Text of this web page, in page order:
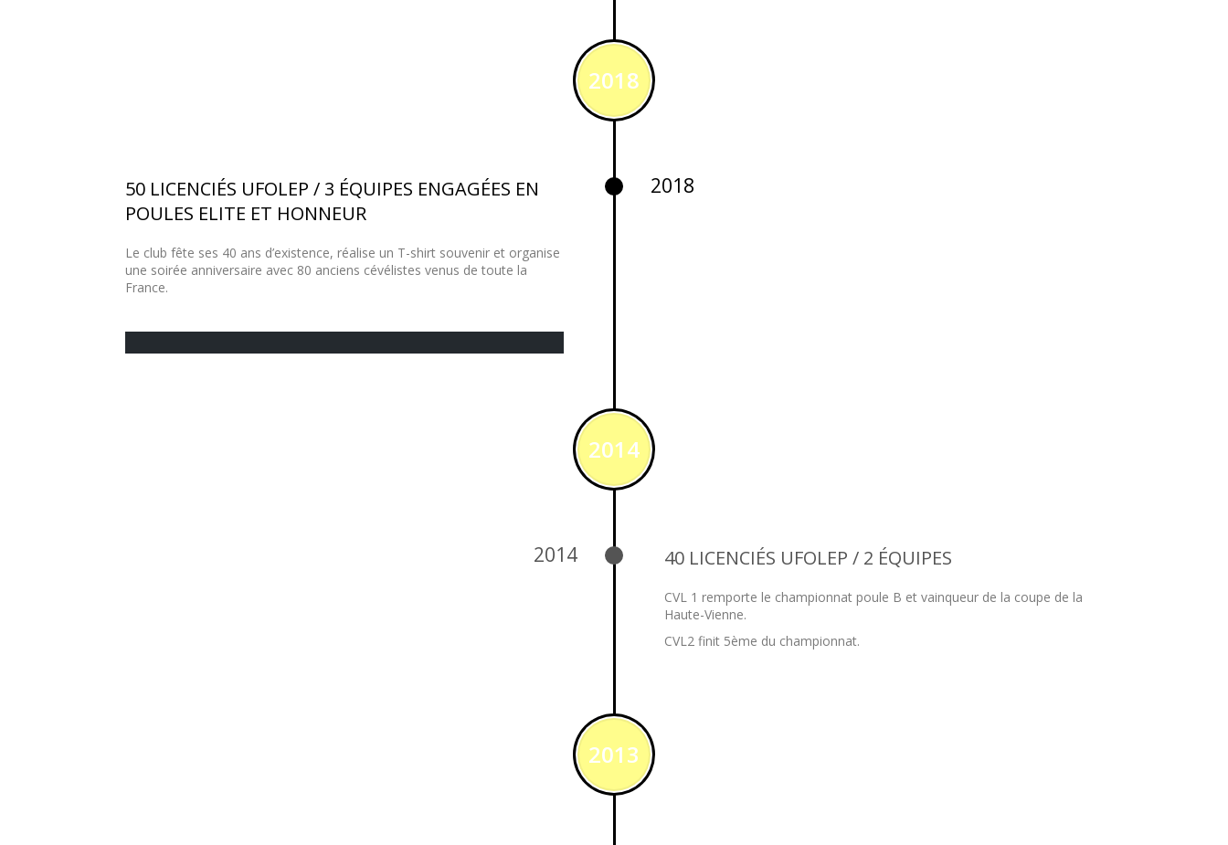
2018
2018
50 LICENCIÉS UFOLEP / 3 ÉQUIPES ENGAGÉES EN
POULES ELITE ET HONNEUR
Le club fête ses 40 ans d’existence, réalise un T-shirt souvenir et organise
une soirée anniversaire avec 80 anciens cévélistes venus de toute la
France.
2014
2014 40 LICENCIÉS UFOLEP / 2 ÉQUIPES
CVL 1 remporte le championnat poule B et vainqueur de la coupe de la
Haute-Vienne.
CVL2 finit 5ème du championnat.
2013